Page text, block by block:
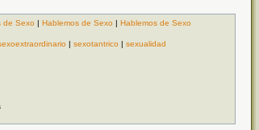
de Sexo | Hablemos de Sexo | Hablemos de Sexo
| sexotantrico | sexualidad